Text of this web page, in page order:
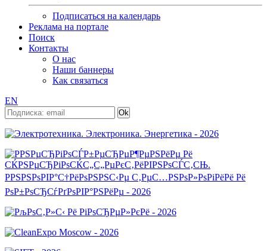
Подписаться на календарь
Реклама на портале
Поиск
Контакты
О нас
Наши баннеры
Как связаться
EN